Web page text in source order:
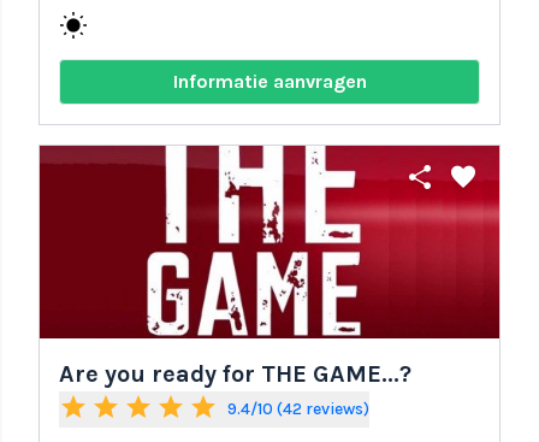
wb_sunny
Informatie aanvragen
share favorite
Are you ready for THE GAME...?
star star star star star 9.4/10 (42 reviews)